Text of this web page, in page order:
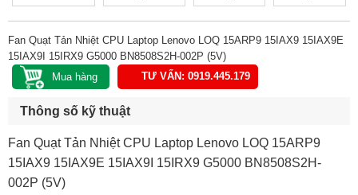
Fan Quạt Tản Nhiệt CPU Laptop Lenovo LOQ 15ARP9 15IAX9 15IAX9E
15IAX9I 15IRX9 G5000 BN8508S2H-002P (5V)
TƯ VẤN: 0919.445.179
Thông số kỹ thuật
Fan Quạt Tản Nhiệt CPU Laptop Lenovo LOQ 15ARP9
15IAX9 15IAX9E 15IAX9I 15IRX9 G5000 BN8508S2H-
002P (5V)